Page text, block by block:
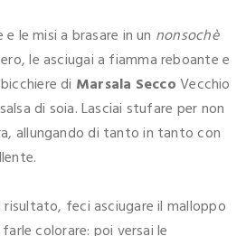
le misi a brasare in un nonsochè
le asciugai a fiamma reboante e
di Marsala SeccoVecchio
di soia. Lasciai stufare per non
allungando di tanto in tanto con
feci asciugare il malloppo